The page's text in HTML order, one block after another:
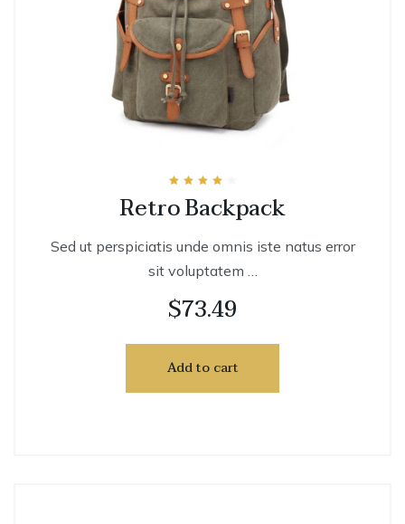
4.00
out of 5
Retro Backpack
Sed ut perspiciatis unde omnis iste natus error
sit voluptatem …
$73.49
Add to cart